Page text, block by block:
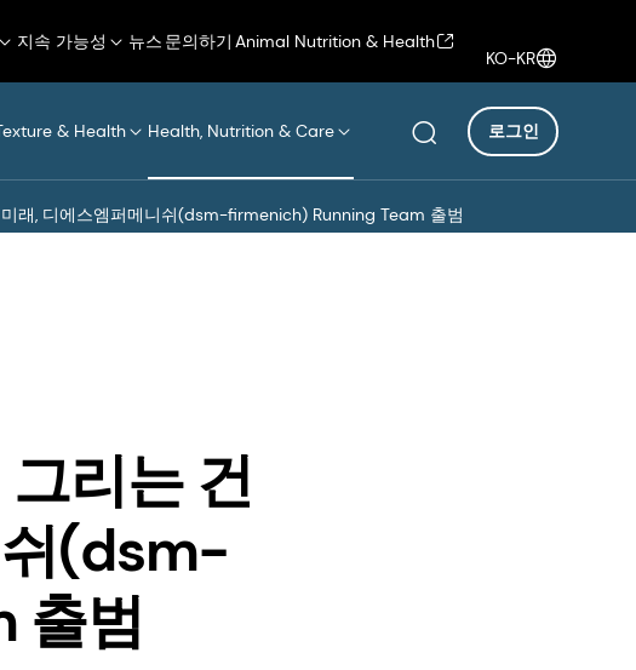
지속 가능성 뉴스 문의하기 Animal Nutrition & Health
KO-KR
& Health Health, Nutrition & Care 로그인
래, 디에스엠퍼메니쉬(dsm-firmenich) Running Team 출범
리는 건
쉬(dsm-
출범